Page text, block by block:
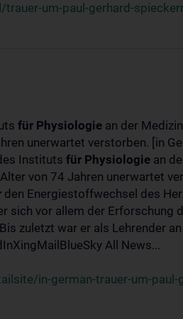
um-paul-gerhard-
für Physiologie an der
unerwartet verstorben. [in
Instituts für Physiologie an
von 74 Jahren unerwartet
den Energiestoffwechsel des
sich vor allem der Erforschung
zuletzt war er als Lehrender
All News...
in-german-trauer-um-paul-